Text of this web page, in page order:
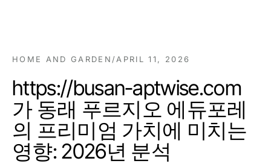
HOME AND GARDEN /APRIL 11, 2026
https://busan-aptwise.com
가 동래 푸르지오 에듀포레
의 프리미엄 가치에 미치는
영향: 2026년 분석